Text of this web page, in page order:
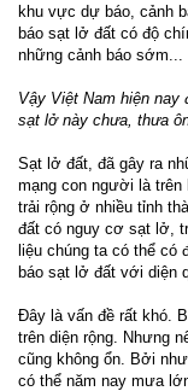
khu vực dự báo, cảnh
báo sạt lở đất có độ
những cảnh báo sớm...
Vậy Việt Nam hiện nay
sạt lở này chưa, thưa
Sạt lở đất, đã gây ra
mạng con người là trên
trải rộng ở nhiều tỉnh
đất có nguy cơ sạt lở,
liệu chúng ta có thể có
báo sạt lở đất với diện
Đây là vấn đề rất khó.
trên diện rộng. Nhưng
cũng không ổn. Bởi
có thể năm nay mưa